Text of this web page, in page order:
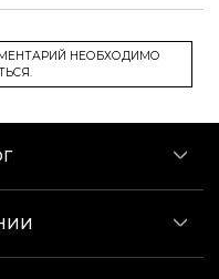
НЕОБХОДИМО